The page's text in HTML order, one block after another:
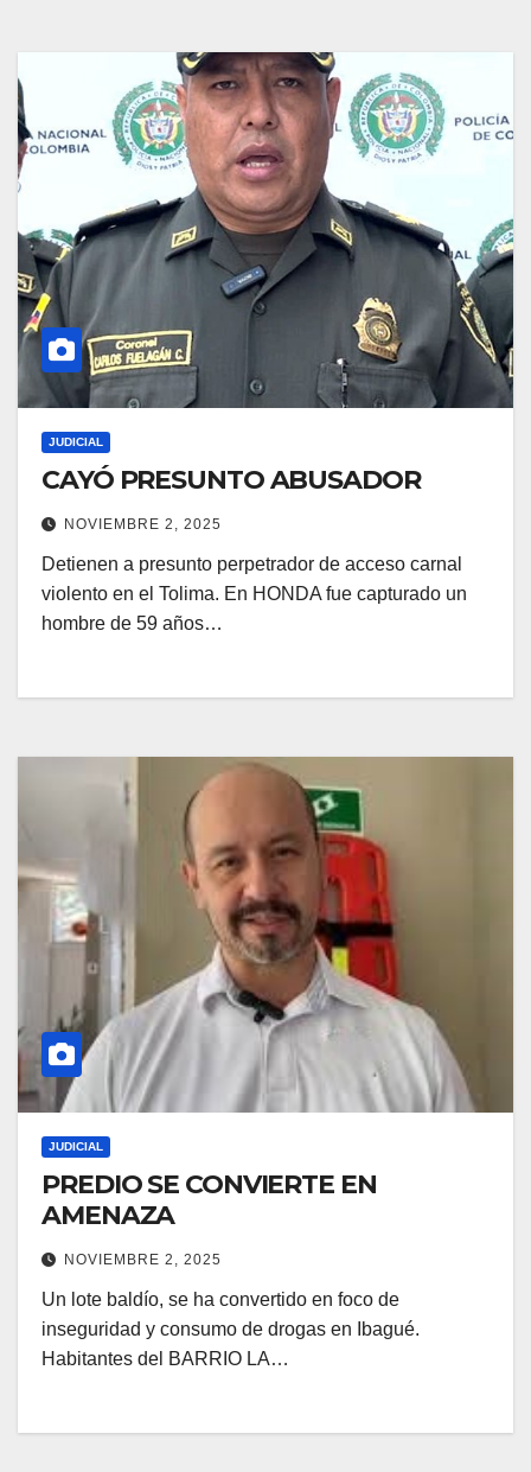
JUDICIAL
CAYÓ PRESUNTO ABUSADOR
NOVIEMBRE 2, 2025
Detienen a presunto perpetrador de acceso carnal
violento en el Tolima. En HONDA fue capturado un
hombre de 59 años…
JUDICIAL
PREDIO SE CONVIERTE EN
AMENAZA
NOVIEMBRE 2, 2025
Un lote baldío, se ha convertido en foco de
inseguridad y consumo de drogas en Ibagué.
Habitantes del BARRIO LA…